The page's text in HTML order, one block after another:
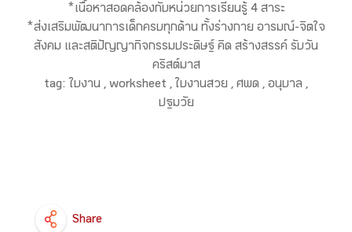
*เนื้อหาสอดคล้องกับหน่วยการเรียนรู้ 4 สาระ
*ส่งเสริมพัฒนาการเด็กครบทุกด้าน ทั้งร่างกาย อารมณ์-จิตใจ
สังคม และสติปัญญากิจกรรมประดิษฐ์ คิด สร้างสรรค์ รับวัน
คริสต์มาส
tag: ใบงาน , worksheet , ใบงานสวย , ศพด , อนุบาล ,
ปฐมวัย
Share